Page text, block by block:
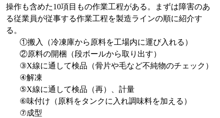
操作も含めた10項目もの作業工程がある。まずは障害のあ
る従業員が従事する作業工程を製造ラインの順に紹介す
る。
①搬入（冷凍庫から原料を工場内に運び入れる）
②原料の開梱（段ボールから取り出す）
③X線に通して検品（骨片や毛など不純物のチェック）
④解凍
⑤X線に通して検品（再）、計量
⑥味付け（原料をタンクに入れ調味料を加える）
⑦成型